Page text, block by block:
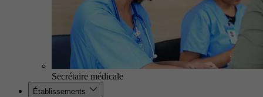
Secrétaire médicale
Établissements